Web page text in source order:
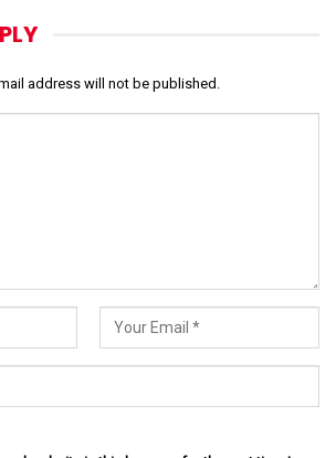
address will not be published.